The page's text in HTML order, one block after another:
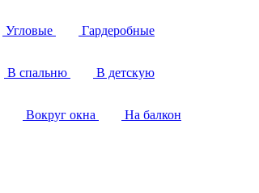
Угловые Гардеробные
В спальню В детскую
Вокруг окна На балкон